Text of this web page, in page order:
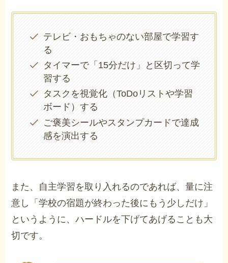
テレビ・おもちゃのない部屋で学習す
る
タイマーで「15分だけ」と区切って学
習する
タスクを視覚化（ToDoリストや学習
ボード）する
ご褒美シールやスタンプカードで達成
感を演出する
また、自主学習を取り入れるのであれば、量に注
意し「学校の宿題が終わった後にもう少しだけ」
というように、ハードルを下げてあげることも大
切です。